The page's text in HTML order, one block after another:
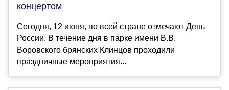
концертом
Сегодня, 12 июня, по всей стране отмечают День
России. В течение дня в парке имени В.В.
Воровского брянских Клинцов проходили
праздничные мероприятия...